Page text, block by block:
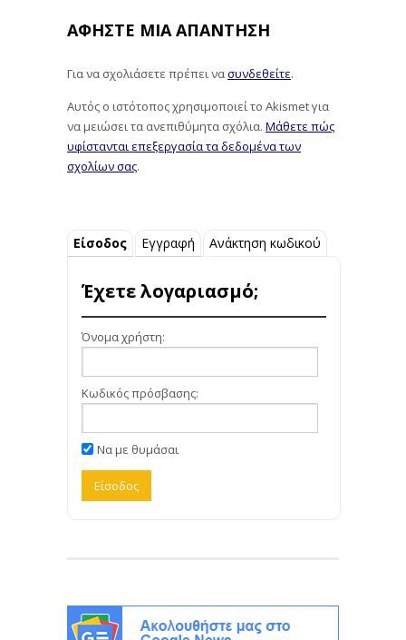
ΑΦΉΣΤΕ ΜΙΑ ΑΠΆΝΤΗΣΗ
Για να σχολιάσετε πρέπει νασυνδεθείτε.
Αυτός ο ιστότοπος χρησιμοποιεί το Akismet για
να μειώσει τα ανεπιθύμητα σχόλια. Μάθετε πώς
υφίστανται επεξεργασία τα δεδομένα των
σχολίων σας.
Είσοδος Εγγραφή Ανάκτηση κωδικού
Έχετε λογαριασμό;
Όνομα χρήστη:
Κωδικός πρόσβασης:
Να με θυμάσαι